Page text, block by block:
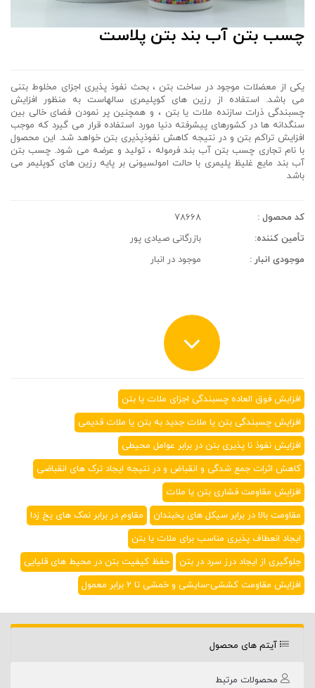
چسب بتن آب بند بتن پلاست
یکی از معضلات موجود در ساخت بتن ، بحث نفوذ پذیری اجزای مخلوط بتنی
می باشد. استفاده از رزین های کوپلیمری سالهاست به منظور افزایش
چسبندگی ذرات سازنده ملات یا بتن ، و همچنین پر نمودن فضای خالی بین
سنگدانه ها در کشورهای پیشرفته دنیا مورد استفاده قرار می گیرد که موجب
افزایش تراکم بتن و در نتیجه کاهش نفوذپذیری بتن خواهد شد. این محصول
با نام تجاری چسب بتن آب بند فرموله ، تولید و عرضه می شود. چسب بتن
آب بند مایع غلیظ پلیمری با حالت امولسیونی بر پایه رزین های کوپلیمر می
باشد
کد محصول :
78668
تأمین کننده:
بازرگانی صیادی پور
موجودی انبار :
موجود در انبار
افزایش فوق العاده چسبندگی اجزای ملات یا بتن
افزایش چسبندگی بتن یا ملات جدید به بتن یا ملات قدیمی
افزایش نفوذ نا پذیری بتن در برابر عوامل محیطی
کاهش اثرات جمع شدگی و انقباض و در نتیجه ایجاد ترک های انقباضی
افزایش مقاومت فشاری بتن یا ملات
مقاومت بالا در برابر سیکل های یخبندان
مقاوم در برابر نمک های یخ زدا
ایجاد انعطاف پذیری مناسب برای ملات یا بتن
جلوگیری از ایجاد درز سرد در بتن
حفظ کیفیت بتن در محیط های قلیایی
افزایش مقاومت کششی-سایشی و خمشی تا 2 برابر معمول
آیتم های محصول
محصولات مرتبط